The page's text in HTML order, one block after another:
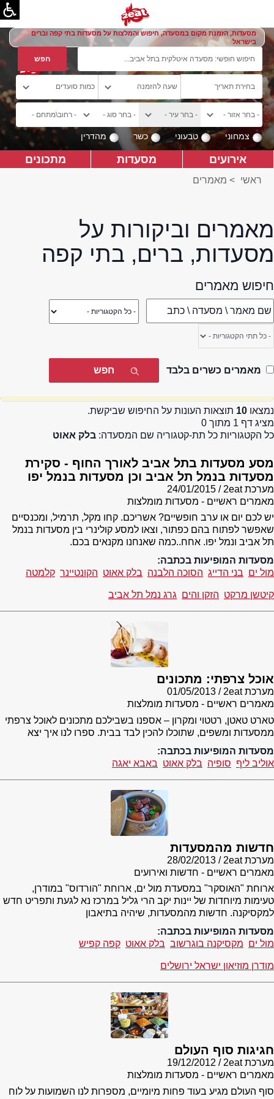
מסעדות, הזמנת מקום במסעדה, חיפוש והמלצות על מסעדות בתי קפה וברים
בישראל
צמחוני טבעוני כשר מהדרין
אירועים מסעדות מתכונים
ראשי > מאמרים
מאמרים וביקורות על
מסעדות, ברים, בתי קפה
חיפוש מאמרים
מאמרים כשרים בלבד
נמצאו 10 תוצאות העונות על החיפוש שביקשת.
מציג דף 1 מתוך 0
כל הקטגוריות כל תת-קטגוריה שם המסעדה: בלק אאוט
מסע מסעדות בתל אביב לאורך החוף - סקירת
מסעדות בנמל תל אביב וכן מסעדות בנמל יפו
מערכת 2eat
24/01/2015
מאמרים ראשיים - מסעדות מומלצות
יש לכם יום או ערב חופשיים? אשריכם. קחו מקל, תרמיל, ומכנסיים
שאפשר לפתוח בהם כפתור, וצאו למסע קולינרי בין מסעדות בנמל
תל אביב ונמל יפו. אחח..כמה שאנחנו מקנאים בכם.
מסעדות המופיעות בכתבה:
מול ים בני הדייג הסוכה הלבנה בלק אאוט הקונטיינר קלמטה
קיטשן מרקט הזקן והים גרג נמל תל אביב
אוכל צרפתי: מתכונים
מערכת 2eat
01/05/2013
מאמרים ראשיים - מסעדות מומלצות
טארט טאטן, רטטוי ומקרון – אספנו בשבילכם מתכונים לאוכל צרפתי
ממסעדות ומשפים, שתוכלו להכין לבד בבית. ספרו לנו איך יצא
מסעדות המופיעות בכתבה:
אוליב ליף סופיה בלק אאוט באבא יאגה
חדשות מהמסעדות
מערכת 2eat
28/02/2013
מאמרים ראשיים - חדשות ואירועים
ארוחת "האוסקר" במסעדת מול ים, ארוחת "הורדוס" במודרן,
טעימות מיוחדות של יינות יקב הרי גליל במרכז נא לגעת ותפריט חדש
למקסיקנה. חדשות מהמסעדות, שיהיה בתיאבון
מסעדות המופיעות בכתבה:
מול ים מקסיקנה בוגרשוב בלק אאוט קפה קפיש
מודרן מוזיאון ישראל ירושלים
חגיגות סוף העולם
מערכת 2eat
19/12/2012
מאמרים ראשיים - מסעדות מומלצות
סוף העולם מגיע בעוד פחות מיומיים, מספרות לנו השמועות על לוח